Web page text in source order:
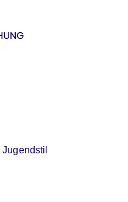
Direkt zum Kopf der
Direkt zum Inhalt
Direkt zum Fuß der
Jugendstil